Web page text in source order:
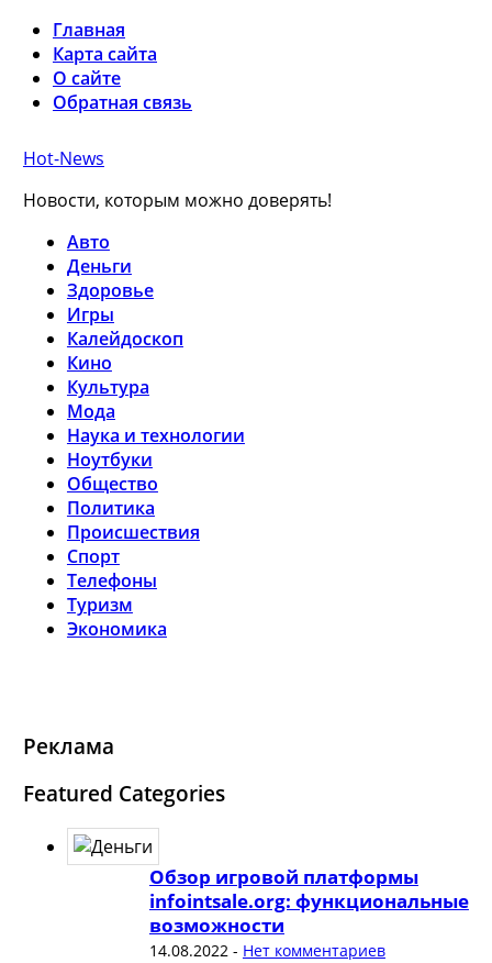
Главная
Карта сайта
О сайте
Обратная связь
Hot-News
Новости, которым можно доверять!
Авто
Деньги
Здоровье
Игры
Калейдоскоп
Кино
Культура
Мода
Наука и технологии
Ноутбуки
Общество
Политика
Происшествия
Спорт
Телефоны
Туризм
Экономика
Реклама
Featured Categories
Обзор игровой платформы
infointsale.org: функциональные
возможности
14.08.2022- Нет комментариев